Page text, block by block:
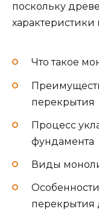
поскольку
Что такое
перекрытия
Процесс
фундамента
Виды
перекрытия